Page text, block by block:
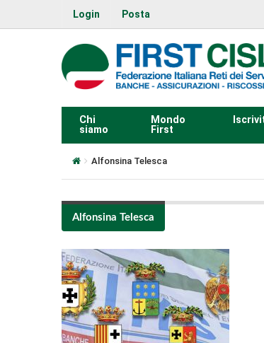
Login Posta
Chi
siamo
Mondo
First
Alfonsina Telesca
Alfonsina Telesca